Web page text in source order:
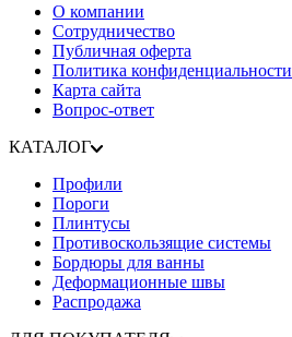
О компании
Сотрудничество
Публичная оферта
Политика конфиденциальности
Карта сайта
Вопрос-ответ
КАТАЛОГ
Профили
Пороги
Плинтусы
Противоскользящие системы
Бордюры для ванны
Деформационные швы
Распродажа